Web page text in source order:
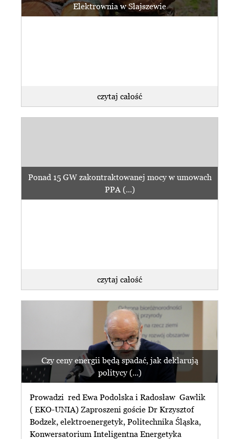
Elektrownia w Słajszewie
czytaj całość
Ponad 15 GW zakontraktowanej mocy w umowach
PPA (...)
czytaj całość
Czy ceny energii będą spadać, jak deklarują
politycy (...)
Prowadzi red Ewa Podolska i Radosław Gawlik
( EKO-UNIA) Zaproszeni goście Dr Krzysztof
Bodzek, elektroenergetyk, Politechnika Śląska,
Konwersatorium Inteligentna Energetyka